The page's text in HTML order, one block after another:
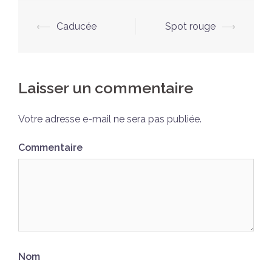
Navigation
⟵ Caducée Spot rouge ⟶
Laisser un commentaire
Votre adresse e-mail ne sera pas publiée.
Commentaire
Nom